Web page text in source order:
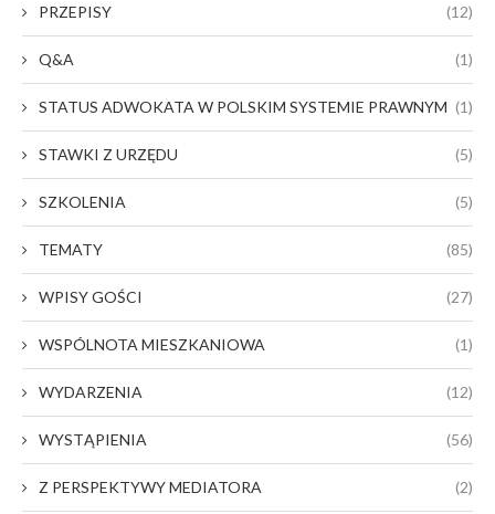
PRZEPISY (12)
Q&A (1)
STATUS ADWOKATA W POLSKIM SYSTEMIE PRAWNYM (1)
STAWKI Z URZĘDU (5)
SZKOLENIA (5)
TEMATY (85)
WPISY GOŚCI (27)
WSPÓLNOTA MIESZKANIOWA (1)
WYDARZENIA (12)
WYSTĄPIENIA (56)
Z PERSPEKTYWY MEDIATORA (2)